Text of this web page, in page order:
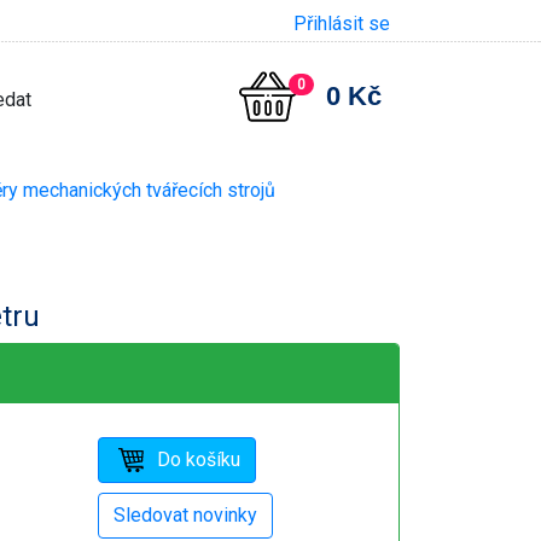
Přihlásit se
0 0 Kč
mechanických tvářecích strojů